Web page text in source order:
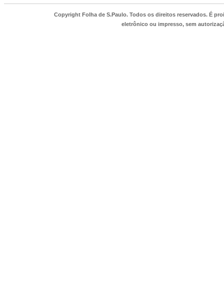
Copyright Folha de S.Paulo. Todos os direitos reservados. É
eletrônico ou impresso, sem